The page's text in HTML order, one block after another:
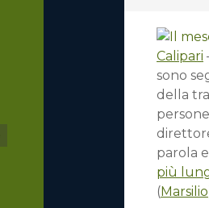
Calipari
sono
della
parola
più
(Marsilio